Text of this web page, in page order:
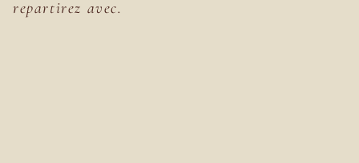
repartirez avec.